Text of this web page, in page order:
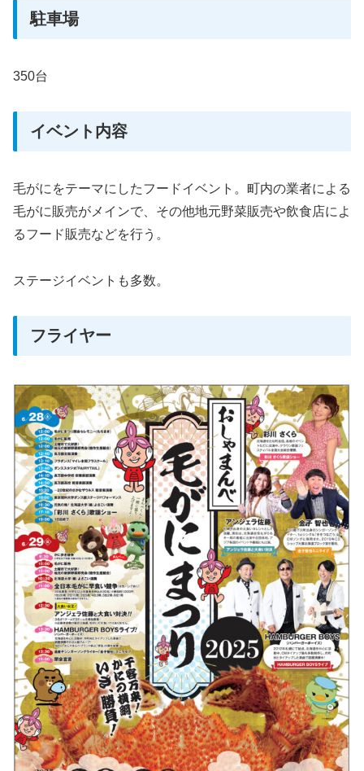
駐車場
350台
イベント内容
毛がにをテーマにしたフードイベント。町内の業者による
毛がに販売がメインで、その他地元野菜販売や飲食店によ
るフード販売などを行う。
ステージイベントも多数。
フライヤー